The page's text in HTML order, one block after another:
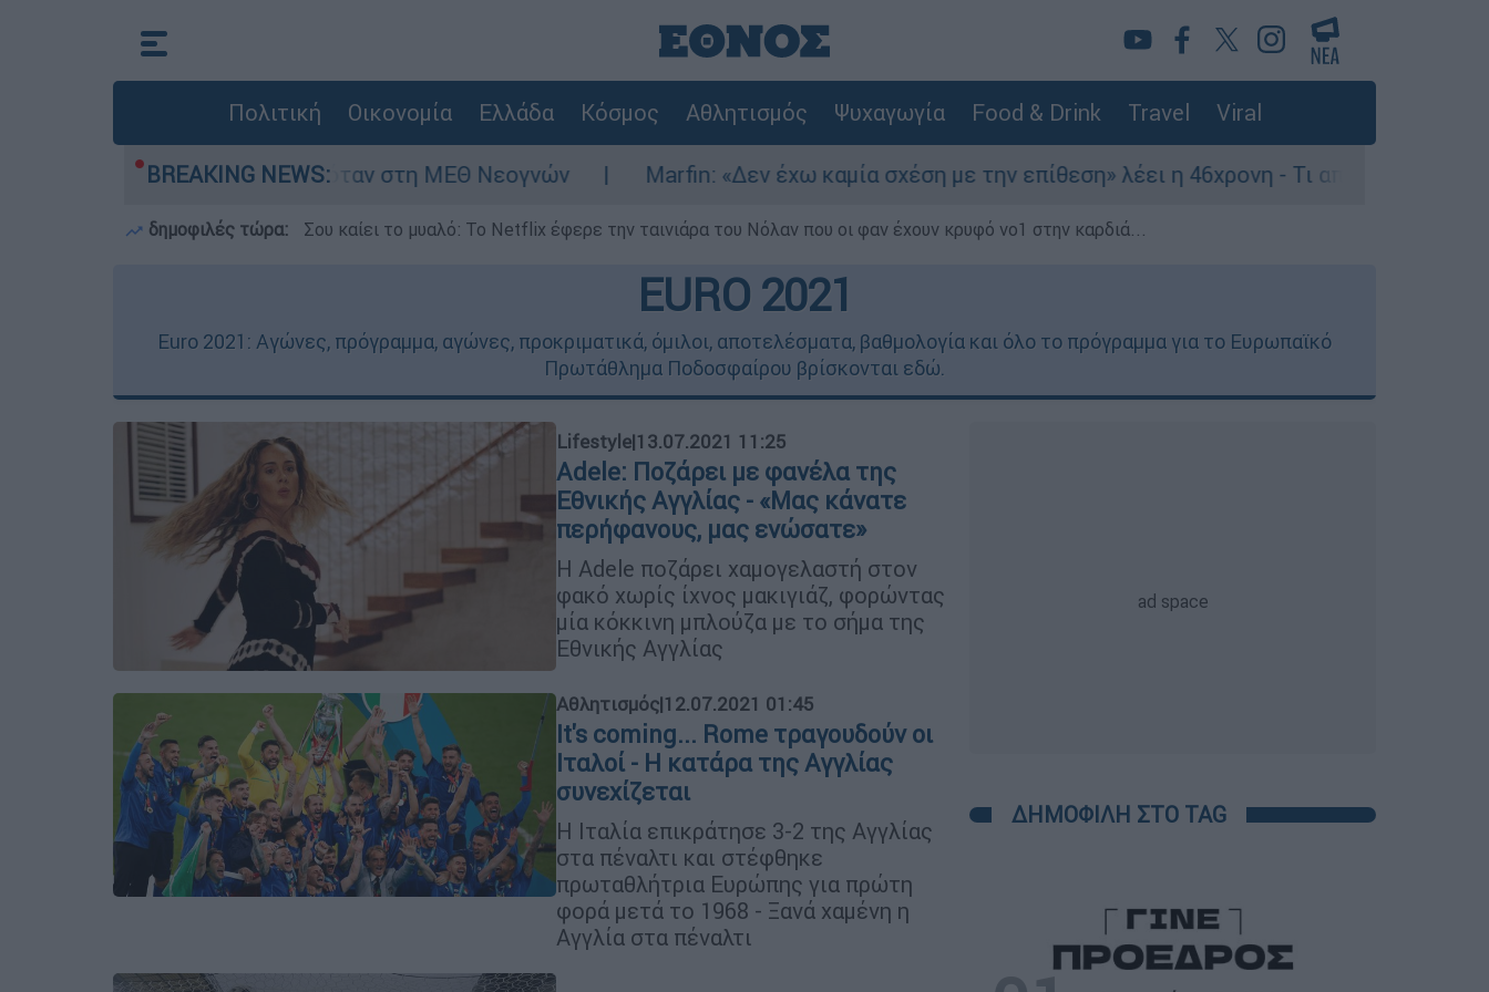
Πολιτική Οικονομία Ελλάδα Κόσμος Αθλητισμός Ψυχαγωγία Food & Drink Travel Viral
BREAKING NEWS:
- Νοσηλευόταν στη ΜΕΘ Νεογνών Marfin: «Δεν έχω καμία σχέση με την επίθεση» λέει η 46χρονη - Τι αποκάλυψε στους
δημοφιλές τώρα: Σου καίει το μυαλό: Το Netflix έφερε την ταινιάρα του Νόλαν που οι φαν έχουν κρυφό νο1 στην καρδιά...
EURO 2021
Euro 2021: Αγώνες, πρόγραμμα, αγώνες, προκριματικά, όμιλοι, αποτελέσματα, βαθμολογία και όλο το πρόγραμμα για το Ευρωπαϊκό
Πρωτάθλημα Ποδοσφαίρου βρίσκονται εδώ.
Lifestyle|13.07.2021 11:25
Adele: Ποζάρει με φανέλα της
Eθνικής Αγγλίας - «Μας κάνατε
περήφανους, μας ενώσατε»
Η Adele ποζάρει χαμογελαστή στον
φακό χωρίς ίχνος μακιγιάζ, φορώντας
μία κόκκινη μπλούζα με το σήμα της
Εθνικής Αγγλίας
Αθλητισμός|12.07.2021 01:45
It's coming... Rome τραγουδούν οι
Ιταλοί - Η κατάρα της Αγγλίας
συνεχίζεται
Η Ιταλία επικράτησε 3-2 της Αγγλίας
στα πέναλτι και στέφθηκε
πρωταθλήτρια Ευρώπης για πρώτη
φορά μετά το 1968 - Ξανά χαμένη η
Αγγλία στα πέναλτι
ΔΗΜΟΦΙΛΗ ΣΤΟ TAG